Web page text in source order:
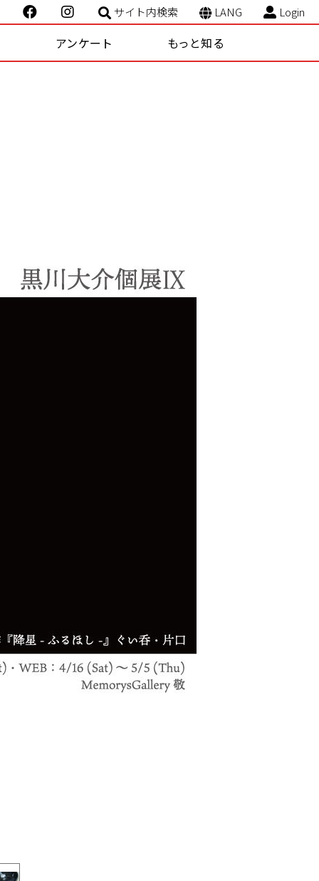
サイト内検索 LANG Login
アンケート もっと知る